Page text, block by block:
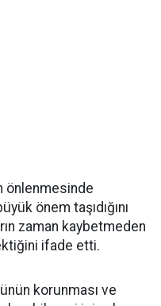
önlenmesinde
önem taşıdığını
zaman kaybetmeden
ifade etti.
korunması ve